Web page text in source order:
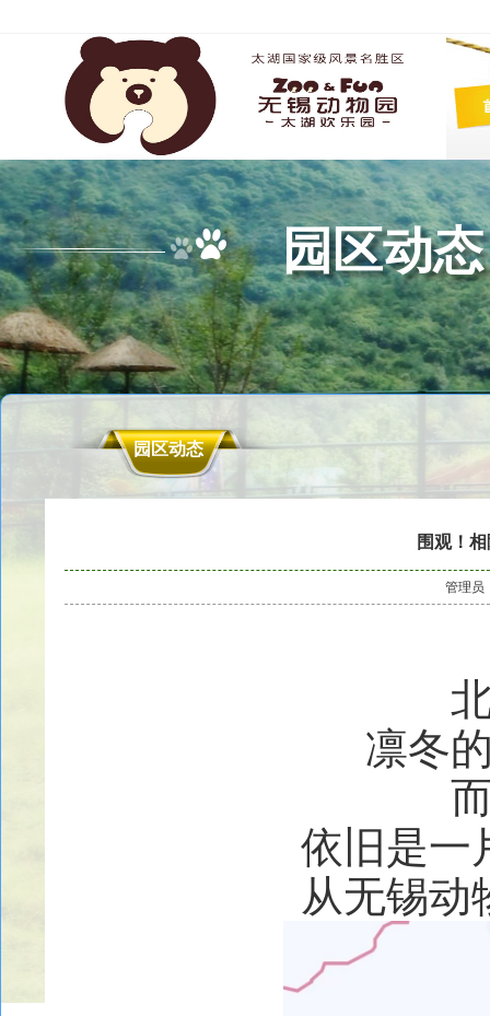
园区动态
园区动态
围观！
管理员
凛冬
依旧是一
从无锡动